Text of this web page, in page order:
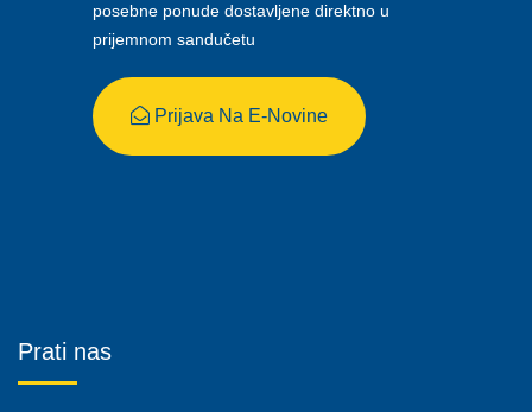
posebne ponude dostavljene direktno u
prijemnom sandučetu
Prijava Na E-Novine
Prati nas